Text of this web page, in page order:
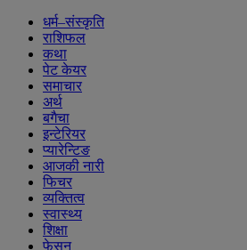
धर्म–संस्कृति
राशिफल
कथा
पेट केयर
समाचार
अर्थ
बगैचा
इन्टेरियर
प्यारेन्टिङ
आजकी नारी
फिचर
व्यक्तित्व
स्वास्थ्य
शिक्षा
फेसन